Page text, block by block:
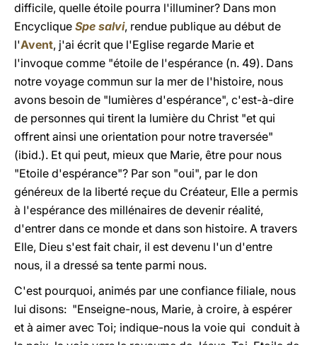
difficile, quelle étoile pourra l'illuminer? Dans mon
Encyclique Spe salvi, rendue publique au début de
l'Avent, j'ai écrit que l'Eglise regarde Marie et
l'invoque comme "étoile de l'espérance (n. 49). Dans
notre voyage commun sur la mer de l'histoire, nous
avons besoin de "lumières d'espérance", c'est-à-dire
de personnes qui tirent la lumière du Christ "et qui
offrent ainsi une orientation pour notre traversée"
(ibid.). Et qui peut, mieux que Marie, être pour nous
"Etoile d'espérance"? Par son "oui", par le don
généreux de la liberté reçue du Créateur, Elle a permis
à l'espérance des millénaires de devenir réalité,
d'entrer dans ce monde et dans son histoire. A travers
Elle, Dieu s'est fait chair, il est devenu l'un d'entre
nous, il a dressé sa tente parmi nous.
C'est pourquoi, animés par une confiance filiale, nous
lui disons: "Enseigne-nous, Marie, à croire, à espérer
et à aimer avec Toi; indique-nous la voie qui conduit à